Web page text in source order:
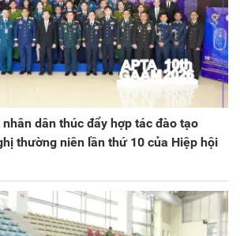
nhân dân thúc đẩy hợp tác đào tạo
thường niên lần thứ 10 của Hiệp hội